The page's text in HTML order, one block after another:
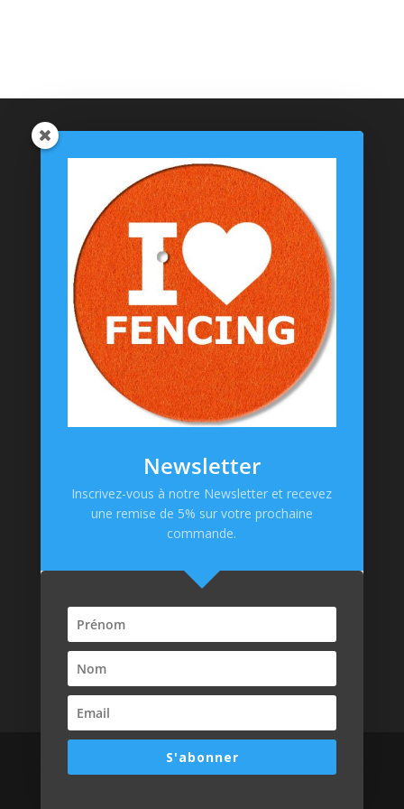
Catégories de produits
Coussinets Personnalisés
T-shirts
Chaussettes
Goodies
Informations
Messagerie Facebook
Mentions Légales
Politique de confidentialité
Paiement en ligne
Newsletter
Inscrivez-vous à notre Newsletter et recevez
une remise de 5% sur votre prochaine
commande.
S'abonner